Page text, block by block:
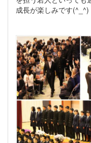
成長が楽しみです(^_^)